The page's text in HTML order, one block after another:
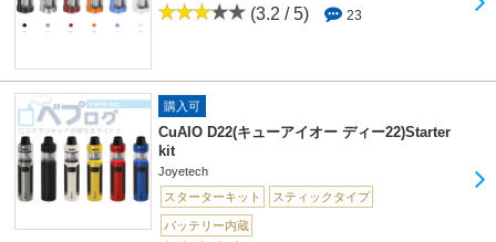
(3.2 / 5) 23
購入可
CuAIO D22(キューアイオー ディー22)Starter
kit
Joyetech
スターターキット
スティックタイプ
バッテリー内蔵